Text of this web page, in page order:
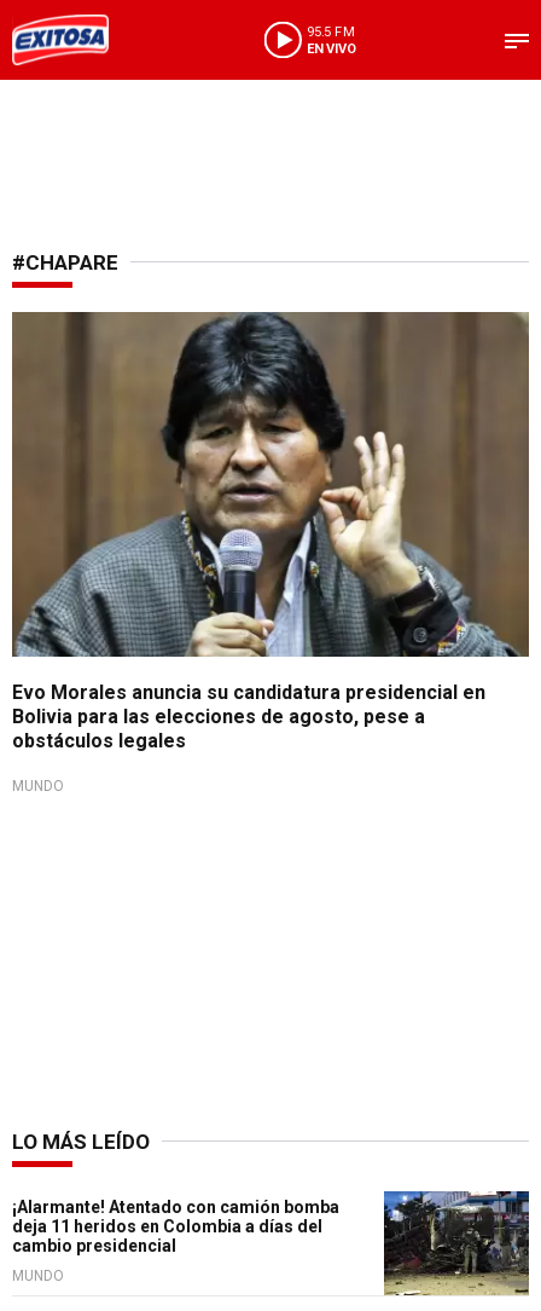
95.5 FM
EN VIVO
#CHAPARE
Evo Morales anuncia su candidatura presidencial en
Bolivia para las elecciones de agosto, pese a
obstáculos legales
MUNDO
LO MÁS LEÍDO
¡Alarmante! Atentado con camión bomba
deja 11 heridos en Colombia a días del
cambio presidencial
MUNDO